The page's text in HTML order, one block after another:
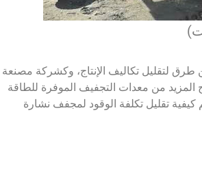
طرق لتقليل تكاليف الإنتاج، وكشركة مصنعة
المزيد من معدات التجفيف الموفرة للطاقة
تقليل تكلفة الوقود لمجفف نشارة